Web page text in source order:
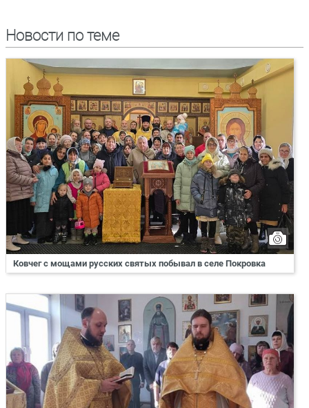
Новости по теме
Ковчег с мощами русских святых побывал в селе Покровка